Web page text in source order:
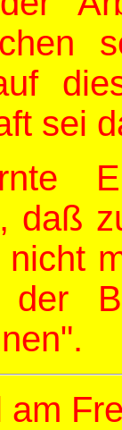
sei
daß
der
am